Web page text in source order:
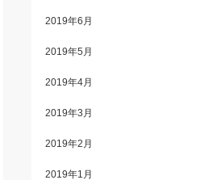
2019年6月
2019年5月
2019年4月
2019年3月
2019年2月
2019年1月